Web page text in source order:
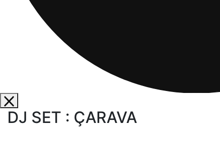
DJ SET : ÇARAVA